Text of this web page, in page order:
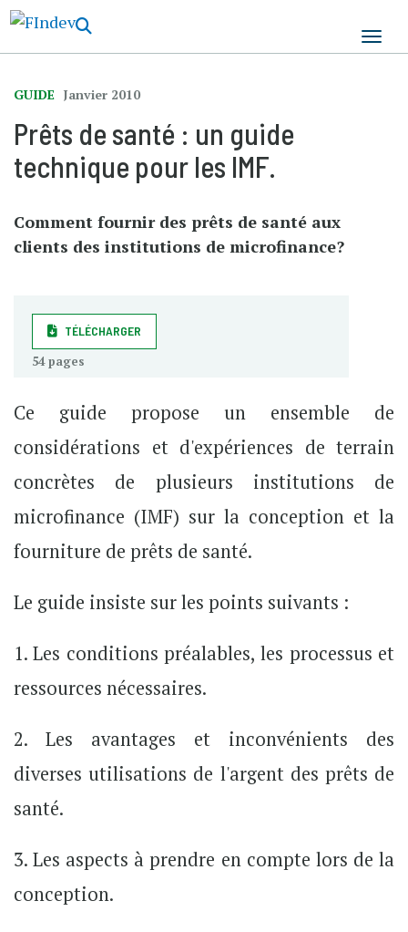
GUIDE Janvier 2010
Prêts de santé : un guide
technique pour les IMF.
Comment fournir des prêts de santé aux
clients des institutions de microfinance?
TÉLÉCHARGER
54 pages
Ce guide propose un ensemble de
considérations et d'expériences de terrain
concrètes de plusieurs institutions de
microfinance (IMF) sur la conception et la
fourniture de prêts de santé.
Le guide insiste sur les points suivants :
1. Les conditions préalables, les processus et
ressources nécessaires.
2. Les avantages et inconvénients des
diverses utilisations de l'argent des prêts de
santé.
3. Les aspects à prendre en compte lors de la
conception.